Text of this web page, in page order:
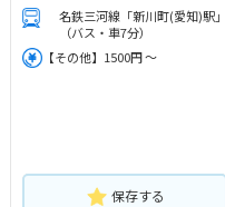
名鉄三河線「新川町(愛知)駅」
（バス・車7分）
【その他】1500円 ～
保存する